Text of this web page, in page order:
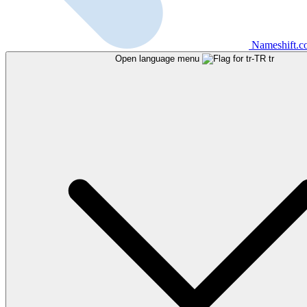
Open language menu tr